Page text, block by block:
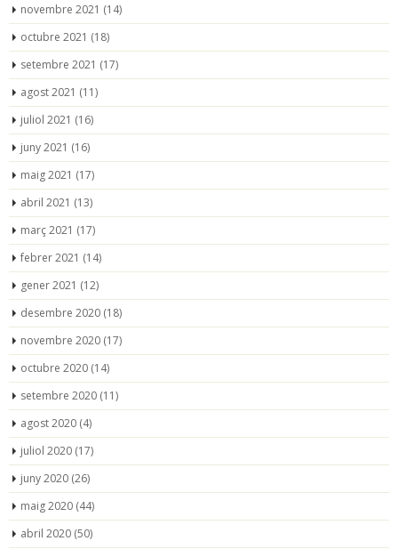
novembre 2021 (14)
octubre 2021 (18)
setembre 2021 (17)
agost 2021 (11)
juliol 2021 (16)
juny 2021 (16)
maig 2021 (17)
abril 2021 (13)
març 2021 (17)
febrer 2021 (14)
gener 2021 (12)
desembre 2020 (18)
novembre 2020 (17)
octubre 2020 (14)
setembre 2020 (11)
agost 2020 (4)
juliol 2020 (17)
juny 2020 (26)
maig 2020 (44)
abril 2020 (50)